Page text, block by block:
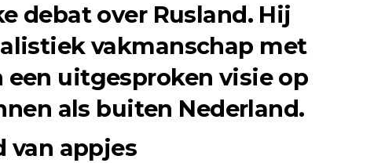
debat over Rusland. Hij
vakmanschap met
een uitgesproken visie op
als buiten Nederland.
van appjes